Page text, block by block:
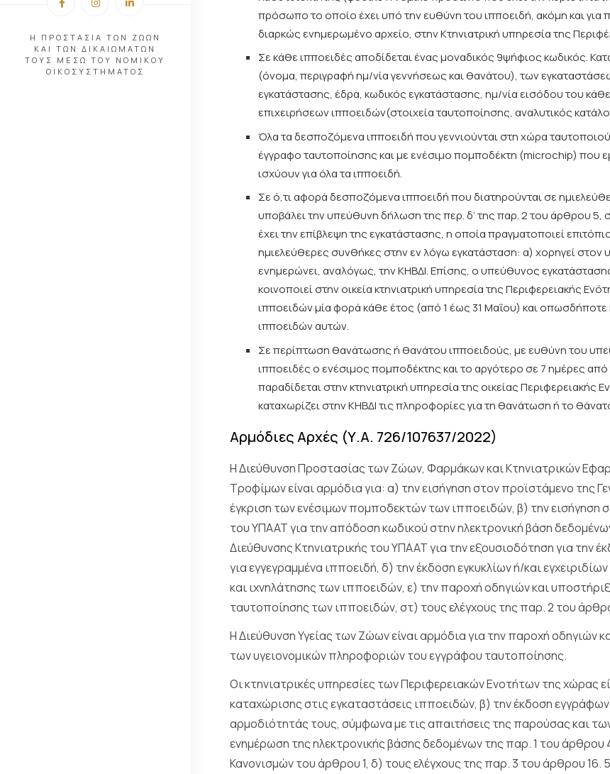
Η ΠΡΟΣΤΑΣΙΑ ΤΩΝ ΖΩΩΝ
ΚΑΙ ΤΩΝ ΔΙΚΑΙΩΜΑΤΩΝ
ΤΟΥΣ ΜΕΣΩ ΤΟΥ ΝΟΜΙΚΟΥ
ΟΙΚΟΣΥΣΤΗΜΑΤΟΣ
πρόσωπο το οποίο έχει υπό την ευθύνη του ιπποειδή, ακόμη και για
διαρκώς ενημερωμένο αρχείο, στην Κτηνιατρική υπηρεσία της
Σε κάθε ιπποειδές αποδίδεται ένας μοναδικός 9ψήφιος κωδικός.
(όνομα, περιγραφή ημ/νία γεννήσεως και θανάτου), των
εγκατάστασης, έδρα, κωδικός εγκατάστασης, ημ/νία εισόδου του
επιχειρήσεων ιπποειδών(στοιχεία ταυτοποίησης, αναλυτικός
Όλα τα δεσποζόμενα ιπποειδή που γεννιούνται στη χώρα
έγγραφο ταυτοποίησης και με ενέσιμο πομποδέκτη (microchip) που
ισχύουν για όλα τα ιπποειδή.
Σε ό,τι αφορά δεσποζόμενα ιπποειδή που διατηρούνται σε
υποβάλει την υπεύθυνη δήλωση της περ. δ’ της παρ. 2 του άρθρου 5,
έχει την επίβλεψη της εγκατάστασης, η οποία πραγματοποιεί
ημιελεύθερες συνθήκες στην εν λόγω εγκατάσταση: α) χορηγεί
ενημερώνει, αναλόγως, την ΚΗΒΔΙ. Επίσης, ο υπεύθυνος
κοινοποιεί στην οικεία κτηνιατρική υπηρεσία της Περιφερειακής
ιπποειδών μία φορά κάθε έτος (από 1 έως 31 Μαΐου) και
ιπποειδών αυτών.
Σε περίπτωση θανάτωσης ή θανάτου ιπποειδούς, με ευθύνη του
ιπποειδές ο ενέσιμος πομποδέκτης και το αργότερο σε 7 ημέρες
παραδίδεται στην κτηνιατρική υπηρεσία της οικείας Περιφερειακής
καταχωρίζει στην ΚΗΒΔΙ τις πληροφορίες για τη θανάτωση ή το
Αρμόδιες Αρχές (Υ.Α. 726/107637/2022)
Η Διεύθυνση Προστασίας των Ζώων, Φαρμάκων και Κτηνιατρικών
Τροφίμων είναι αρμόδια για: α) την εισήγηση στον προϊστάμενο της
έγκριση των ενέσιμων πομποδεκτών των ιπποειδών, β) την εισήγηση
του ΥΠΑΑΤ για την απόδοση κωδικού στην ηλεκτρονική βάση
Διεύθυνσης Κτηνιατρικής του ΥΠΑΑΤ για την εξουσιοδότηση για την
για εγγεγραμμένα ιπποειδή, δ) την έκδοση εγκυκλίων ή/και
και ιχνηλάτησης των ιπποειδών, ε) την παροχή οδηγιών και
ταυτοποίησης των ιπποειδών, στ) τους ελέγχους της παρ. 2 του
Η Διεύθυνση Υγείας των Ζώων είναι αρμόδια για την παροχή οδηγιών
των υγειονομικών πληροφοριών του εγγράφου ταυτοποίησης.
Οι κτηνιατρικές υπηρεσίες των Περιφερειακών Ενοτήτων της χώρας
καταχώρισης στις εγκαταστάσεις ιπποειδών, β) την έκδοση
αρμοδιότητάς τους, σύμφωνα με τις απαιτήσεις της παρούσας και
ενημέρωση της ηλεκτρονικής βάσης δεδομένων της παρ. 1 του
Κανονισμών του άρθρου 1, δ) τους ελέγχους της παρ. 3 του άρθρου 16.